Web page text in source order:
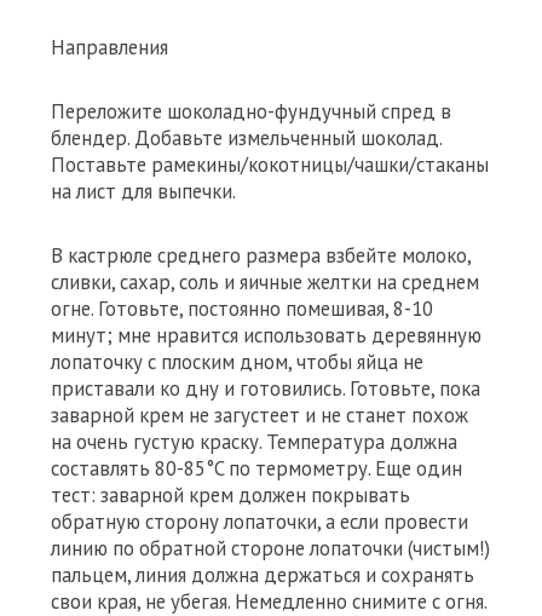
Направления
Переложите шоколадно-фундучный спред в
блендер. Добавьте измельченный шоколад.
Поставьте рамекины/кокотницы/чашки/стаканы
на лист для выпечки.
В кастрюле среднего размера взбейте молоко,
сливки, сахар, соль и яичные желтки на среднем
огне. Готовьте, постоянно помешивая, 8-10
минут; мне нравится использовать деревянную
лопаточку с плоским дном, чтобы яйца не
приставали ко дну и готовились. Готовьте, пока
заварной крем не загустеет и не станет похож
на очень густую краску. Температура должна
составлять 80-85°C по термометру. Еще один
тест: заварной крем должен покрывать
обратную сторону лопаточки, а если провести
линию по обратной стороне лопаточки (чистым!)
пальцем, линия должна держаться и сохранять
свои края, не убегая. Немедленно снимите с огня.